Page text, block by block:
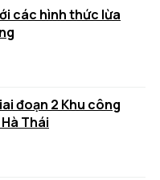
các hình thức lừa
đoạn 2 Khu công
Thái